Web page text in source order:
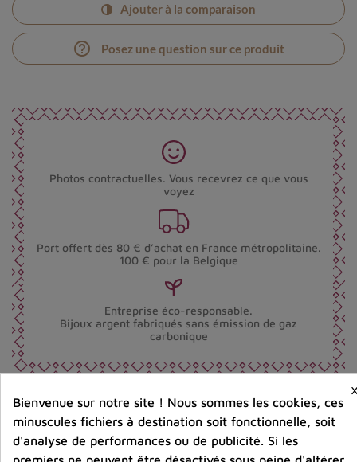
Ajouter à la comparaison
help_outline Posez une question sur ce produit
Photos contractuelles. Vous recevrez ce que vous
voyez
Port offert dès 80 € d’achat en France métropolitaine.
100 € pour la Belgique
Entreprise éco-responsable.
Bijoux argent fabriqués sans émission de gaz
carbonique
Partager :
Bienvenue sur notre site ! Nous sommes les cookies, ces
minuscules fichiers à destination soit fonctionnelle, soit
d'analyse de performances ou de publicité. Si les